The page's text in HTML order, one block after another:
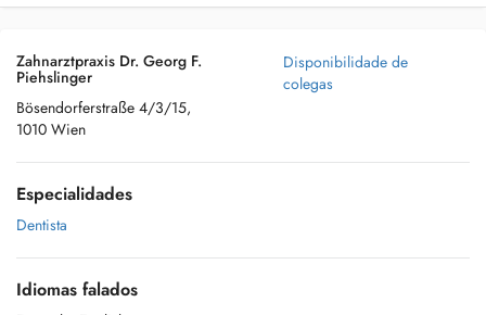
Zahnarztpraxis Dr. Georg F.
Piehslinger
Bösendorferstraße 4/3/15,
1010 Wien
Disponibilidade de
colegas
Especialidades
Dentista
Idiomas falados